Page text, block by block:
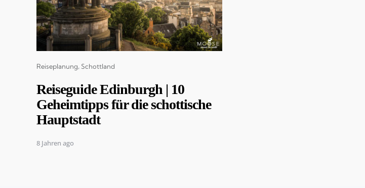
Categories
Reiseplanung Schottland
Reiseguide Edinburgh | 10
Geheimtipps für die schottische
Hauptstadt
8 Jahren ago